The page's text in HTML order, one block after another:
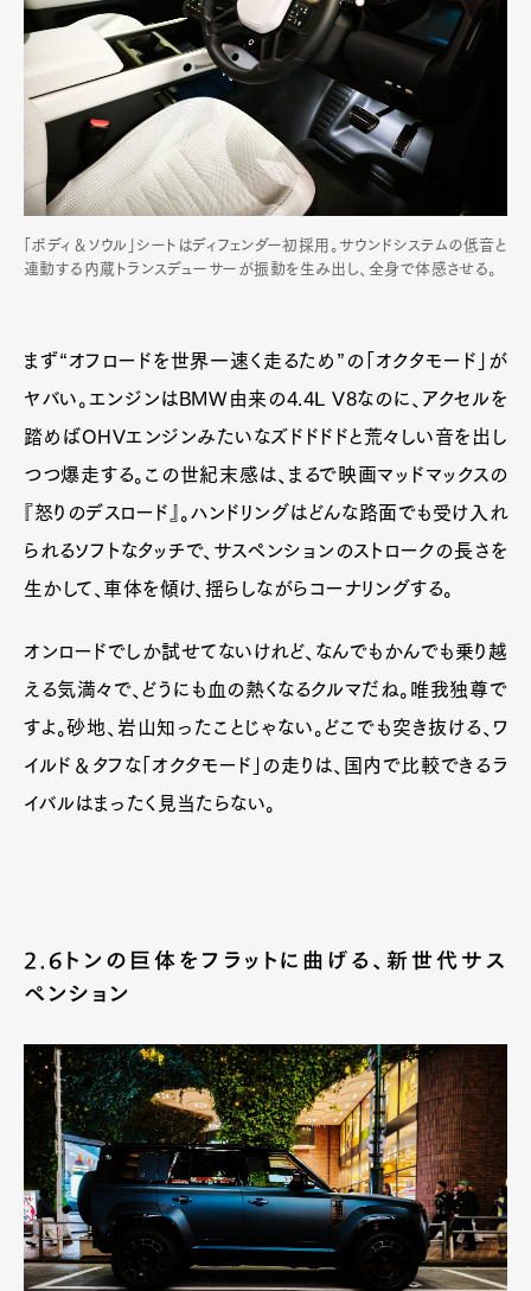
「ボディ＆ソウル」シートはディフェンダー初採用。サウンドシステムの低音と
連動する内蔵トランスデューサーが振動を生み出し、全身で体感させる。
まず“オフロードを世界一速く走るため”の「オクタモード」が
ヤバい。エンジンはBMW由来の4.4L V8なのに、アクセルを
踏めばOHVエンジンみたいなズドドドドと荒々しい音を出し
つつ爆走する。この世紀末感は、まるで映画マッドマックスの
『怒りのデスロード』。ハンドリングはどんな路面でも受け入れ
られるソフトなタッチで、サスペンションのストロークの長さを
生かして、車体を傾け、揺らしながらコーナリングする。
オンロードでしか試せてないけれど、なんでもかんでも乗り越
える気満々で、どうにも血の熱くなるクルマだね。唯我独尊で
すよ。砂地、岩山知ったことじゃない。どこでも突き抜ける、ワ
イルド＆タフな「オクタモード」の走りは、国内で比較できるラ
イバルはまったく見当たらない。
2.6トンの巨体をフラットに曲げる、新世代サス
ペンション